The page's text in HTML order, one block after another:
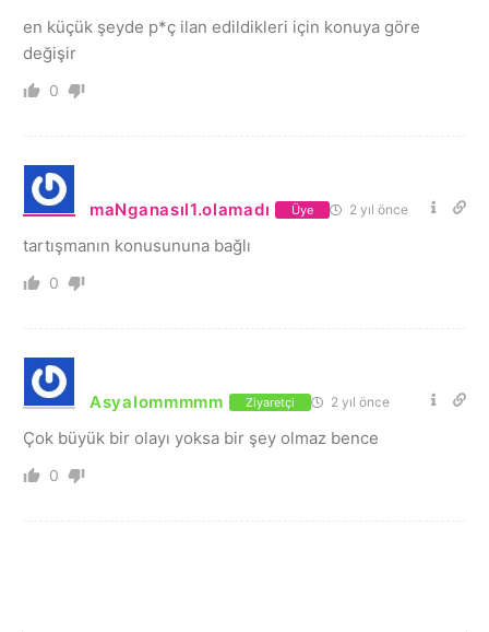
en küçük şeyde p*ç ilan edildikleri için konuya göre
değişir
0
maNganasıl1.olamadı Üye 2 yıl önce
tartışmanın konusununa bağlı
0
Asyalommmmm Ziyaretçi 2 yıl önce
Çok büyük bir olayı yoksa bir şey olmaz bence
0